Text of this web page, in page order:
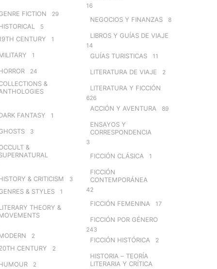
FICTION 29
5
CENTURY 1
1
24
&
FANTASY 1
3
&
& CRITICISM 3
& STYLES 1
THEORY &
2
CENTURY 2
2
16
NEGOCIOS Y FINANZAS 8
LIBROS Y GUÍAS DE VIAJE
14
GUÍAS TURISTICAS 11
LITERATURA DE VIAJE 2
LITERATURA Y FICCIÓN
626
ACCIÓN Y AVENTURA 89
ENSAYOS Y
CORRESPONDENCIA
3
FICCIÓN CLÁSICA 1
FICCIÓN
CONTEMPORÁNEA
42
FICCIÓN FEMENINA 17
FICCIÓN POR GÉNERO
243
FICCIÓN HISTÓRICA 2
HISTORIA – TEORÍA
LITERARIA Y CRÍTICA